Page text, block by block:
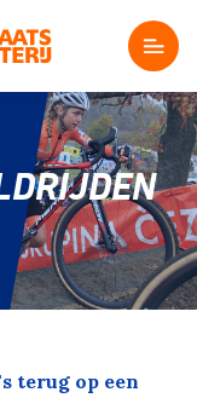
terug op een